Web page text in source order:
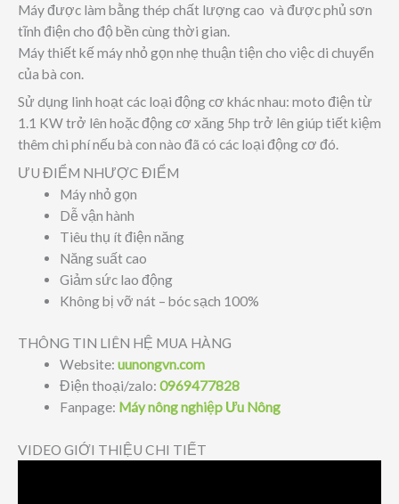
Máy được làm bằng thép chất lượng cao và được phủ sơn
tĩnh điện cho độ bền cùng thời gian.
Máy thiết kế máy nhỏ gọn nhẹ thuận tiện cho việc di chuyển
của bà con.
Sử dụng linh hoạt các loại động cơ khác nhau: moto điện từ
1.1 KW trở lên hoặc động cơ xăng 5hp trở lên giúp tiết kiệm
thêm chi phí nếu bà con nào đã có các loại động cơ đó.
ƯU ĐIỂM NHƯỢC ĐIỂM
Máy nhỏ gọn
Dễ vận hành
Tiêu thụ ít điện năng
Năng suất cao
Giảm sức lao động
Không bị vỡ nát – bóc sạch 100%
THÔNG TIN LIÊN HỆ MUA HÀNG
Website: uunongvn.com
Điện thoại/zalo: 0969477828
Fanpage: Máy nông nghiệp Ưu Nông
VIDEO GIỚI THIỆU CHI TIẾT